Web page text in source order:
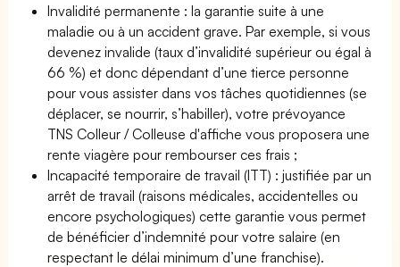
Invalidité permanente : la garantie suite à une
maladie ou à un accident grave. Par exemple, si vous
devenez invalide (taux d’invalidité supérieur ou égal à
66 %) et donc dépendant d’une tierce personne
pour vous assister dans vos tâches quotidiennes (se
déplacer, se nourrir, s’habiller), votre prévoyance
TNS Colleur / Colleuse d'affiche vous proposera une
rente viagère pour rembourser ces frais ;
Incapacité temporaire de travail (ITT) : justifiée par un
arrêt de travail (raisons médicales, accidentelles ou
encore psychologiques) cette garantie vous permet
de bénéficier d’indemnité pour votre salaire (en
respectant le délai minimum d’une franchise).